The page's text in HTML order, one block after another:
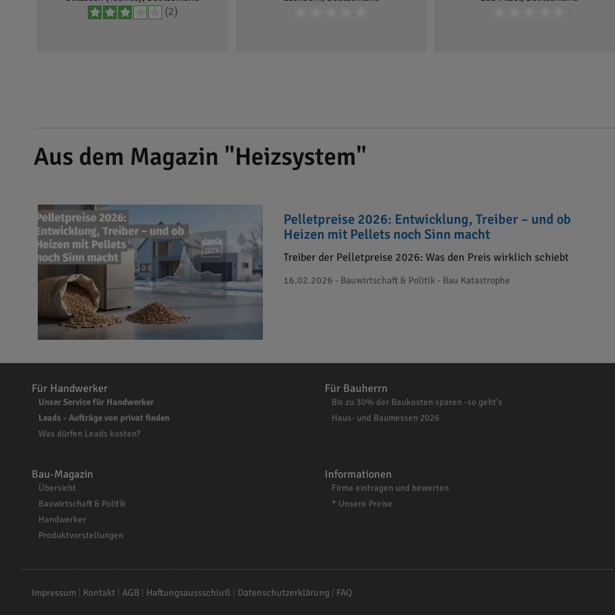
(2)
Aus dem Magazin "Heizsystem"
Pelletpreise 2026: Entwicklung, Treiber – und ob
Heizen mit Pellets noch Sinn macht
Treiber der Pelletpreise 2026: Was den Preis wirklich schiebt
16.02.2026 - Bauwirtschaft & Politik - Bau Katastrophe
Für Handwerker
Unser Service für Handwerker
Leads - Aufträge von privat finden
Was dürfen Leads kosten?
Für Bauherrn
Bis zu 30% der Baukosten sparen -so geht's
Haus- und Baumessen 2026
Bau-Magazin
Übersicht
Bauwirtschaft & Politik
Handwerker
Produktvorstellungen
Informationen
Firma eintragen und bewerten
* Unsere Preise
Impressum Kontakt| AGB| Haftungsaussschluß Datenschutzerklärung| FAQ